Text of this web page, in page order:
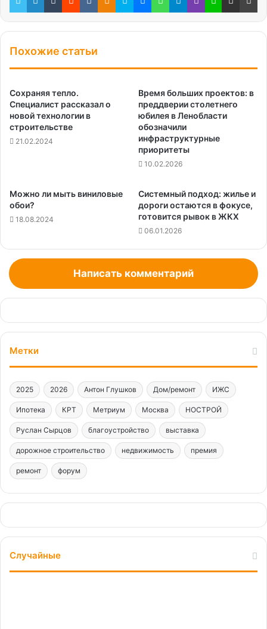
Похожие статьи
Сохраняя тепло.
Специалист рассказал о
новой технологии в
строительстве
21.02.2024
Время больших проектов: в
преддверии столетнего
юбилея в Ленобласти
обозначили
инфраструктурные
приоритеты
10.02.2026
Можно ли мыть виниловые
обои?
18.08.2024
Системный подход: жилье и
дороги остаются в фокусе,
готовится рывок в ЖКХ
06.01.2026
Написать комментарий
Метки
2025 2026 Антон Глушков Дом/ремонт ИЖС
Ипотека КРТ Метриум Москва НОСТРОЙ
Руслан Сырцов благоустройство выставка
дорожное строительство недвижимость премия
ремонт форум
Случайные